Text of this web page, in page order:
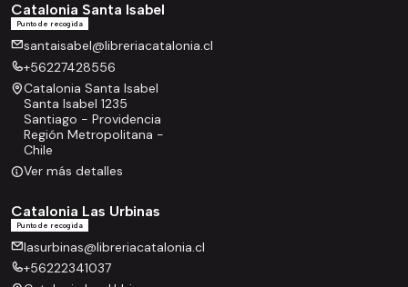
Catalonia Santa Isabel
Punto de recogida
santaisabel@libreriacatalonia.cl
+56227428556
Catalonia Santa Isabel
Santa Isabel 1235
Santiago - Providencia
Región Metropolitana -
Chile
Ver más detalles
Catalonia Las Urbinas
Punto de recogida
lasurbinas@libreriacatalonia.cl
+56222341037